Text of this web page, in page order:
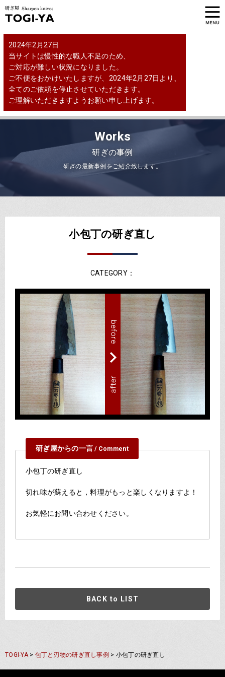
2024年2月27日
当サイトは慢性的な職人不足のため、
ご対応が難しい状況になりました。
ご不便をおかけいたしますが、2024年2月27日より、
全てのご依頼を停止させていただきます。
ご理解いただきますようお願い申し上げます。
Works
研ぎの事例
研ぎの最新事例をご紹介致します。
小包丁の研ぎ直し
CATEGORY：
研ぎ屋からの一言/ Comment
小包丁の研ぎ直し
切れ味が蘇えると，料理がもっと楽しくなりますよ！
お気軽にお問い合わせください。
BACK to LIST
TOGI-YA> 包丁と刃物の研ぎ直し事例 > 小包丁の研ぎ直し